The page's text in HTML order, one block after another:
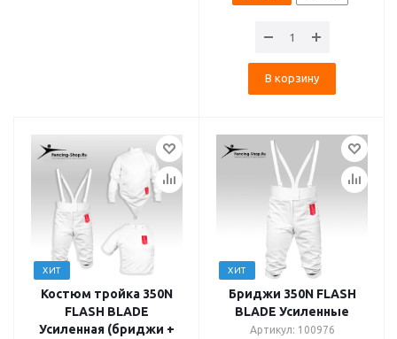
В корзину
ХИТ
Костюм тройка 350N
FLASH BLADE
Усиленная (бриджи +
ХИТ
Бриджи 350N FLASH
BLADE Усиленные
Артикул: 100976